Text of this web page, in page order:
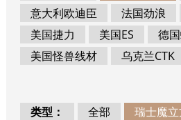
意大利欧迪臣
法国劲浪
美国捷力
美国ES
德
美国怪兽线材
乌克兰CTK
类型： 全部 瑞士魔